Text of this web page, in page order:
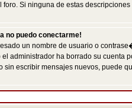
Si ninguna de estas
no puedo conectarme!
un nombre de usuario o
administrador ha borrado su
sin escribir mensajes nuevos, puede